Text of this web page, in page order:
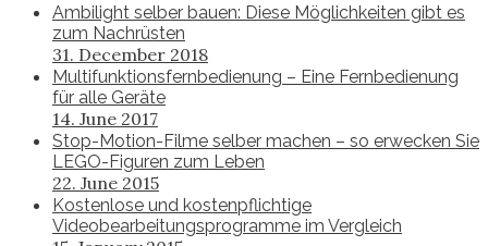
Ambilight selber bauen: Diese Möglichkeiten gibt es
zum Nachrüsten
31. December 2018
Multifunktionsfernbedienung – Eine Fernbedienung
für alle Geräte
14. June 2017
Stop-Motion-Filme selber machen – so erwecken Sie
LEGO-Figuren zum Leben
22. June 2015
Kostenlose und kostenpflichtige
Videobearbeitungsprogramme im Vergleich